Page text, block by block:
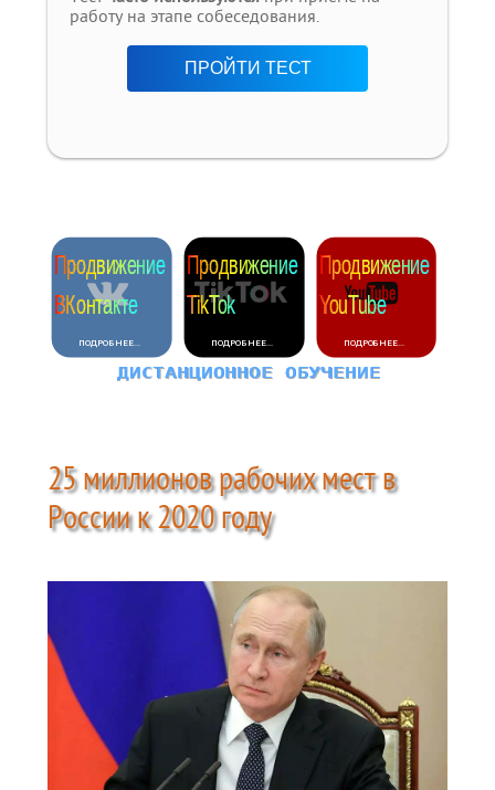
работу на этапе собеседования.
ПРОЙТИ ТЕСТ
25 миллионов рабочих мест в
России к 2020 году